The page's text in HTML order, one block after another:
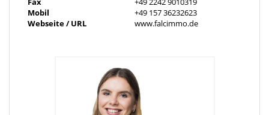
Gestaltungsmöglichkeiten.
Der helle Wohnbereich beeindruckt durch seine moderne
Garten ermöglichen. Von hier aus gelangen Sie auch auf die
gemütliche Terrasse, die zum Entspannen einlädt und sich ideal
für sommerliche Grillabende eignet.
Mobil
+49 157 36232623
Webseite / URL
www.falcimmo.de